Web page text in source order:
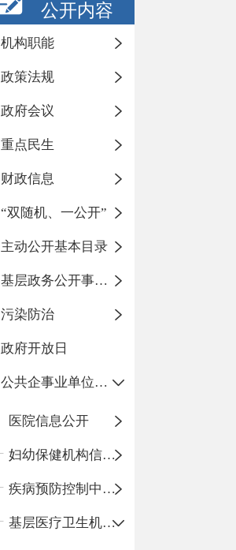
公开内容
机构职能
政策法规
政府会议
重点民生
财政信息
“双随机、一公开”
主动公开基本目录
基层政务公开事项标准目录
污染防治
政府开放日
公共企事业单位信息公开
医院信息公开
妇幼保健机构信息公开
疾病预防控制中心信息公开
基层医疗卫生机构信息公开